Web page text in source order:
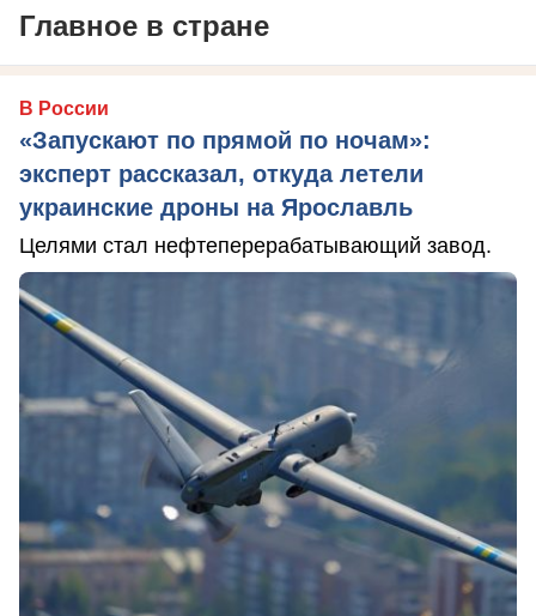
Главное в стране
В России
«Запускают по прямой по ночам»:
эксперт рассказал, откуда летели
украинские дроны на Ярославль
Целями стал нефтеперерабатывающий завод.